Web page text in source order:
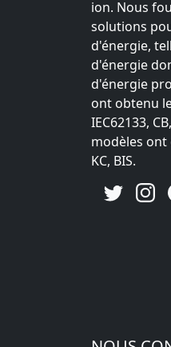
ion. Nous
solutions
d'énergie,
d'énergie
d'énergie
ont obtenu
IEC62133,
modèles ont
KC, BIS.